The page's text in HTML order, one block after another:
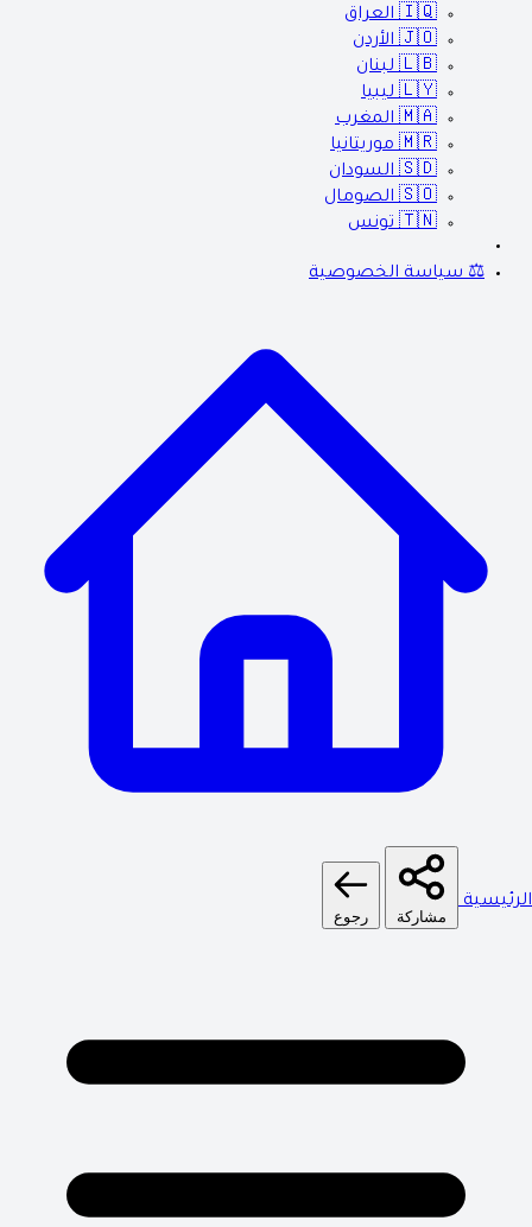
🇮🇶 العراق
🇯🇴 الأردن
🇱🇧 لبنان
🇱🇾 ليبيا
🇲🇦 المغرب
🇲🇷 موريتانيا
🇸🇩 السودان
🇸🇴 الصومال
🇹🇳 تونس
⚖️ سياسة الخصوصية
الرئيسية
مشاركة رجوع